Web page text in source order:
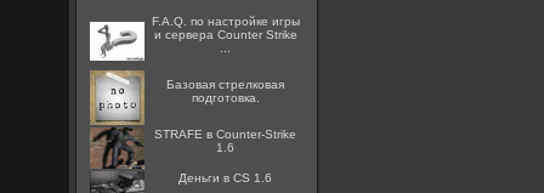
F.A.Q. по настройке игры
и сервера Counter Strike
Базовая стрелковая
подготовка.
STRAFE в Counter-Strike
1.6
Деньги в CS 1.6